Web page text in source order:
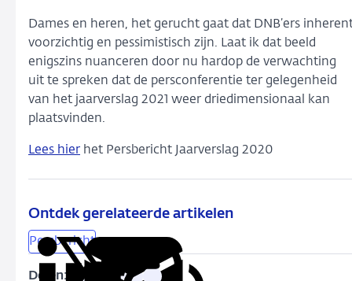
Dames en heren, het gerucht gaat dat DNB’ers
voorzichtig en pessimistisch zijn. Laat ik dat beeld
enigszins nuanceren door nu hardop de verwachting
uit te spreken dat de persconferentie ter gelegenheid
van het jaarverslag 2021 weer driedimensionaal kan
plaatsvinden.
Lees hier het Persbericht Jaarverslag 2020
Ontdek gerelateerde artikelen
Persbericht
Delen: